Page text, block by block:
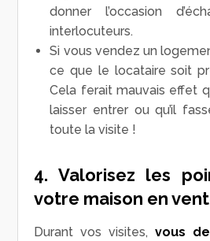
donner l’occasion
interlocuteurs.
Si vous vendez un
ce que le locataire soit
Cela ferait mauvais effet
laisser entrer ou qu’il
toute la visite !
4. Valorisez les
votre maison en
Durant vos visites, vous